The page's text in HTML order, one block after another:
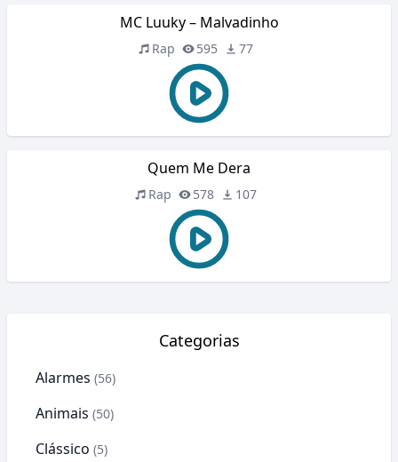
MC Luuky – Malvadinho
Rap 595 77
Quem Me Dera
Rap 578 107
Categorias
Alarmes (56)
Animais (50)
Clássico (5)